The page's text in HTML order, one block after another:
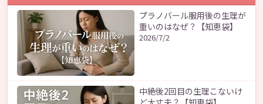
プラノバール服用後の生理が
重いのはなぜ？【知恵袋】
2026/7/2
中絶後2回目の生理こないけ